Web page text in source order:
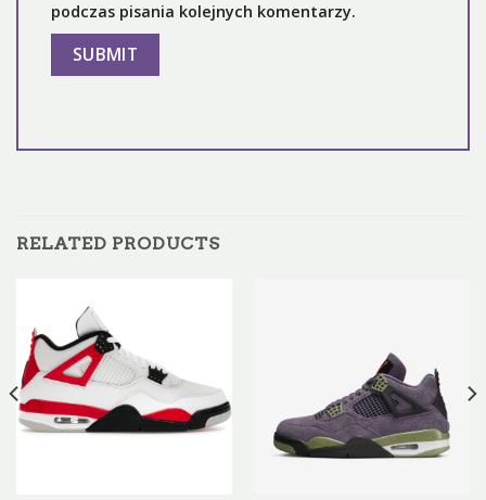
podczas pisania kolejnych komentarzy.
RELATED PRODUCTS